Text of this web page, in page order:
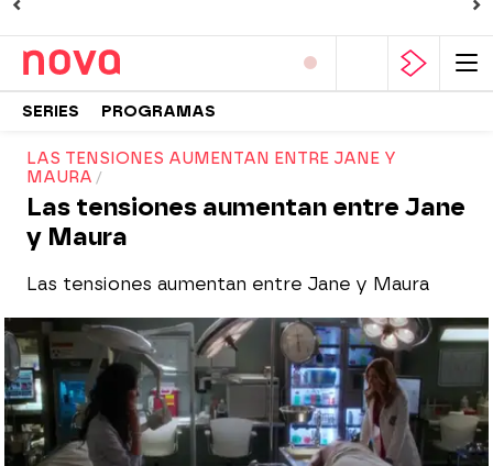
SERIES PROGRAMAS
LAS TENSIONES AUMENTAN ENTRE JANE Y
MAURA
Las tensiones aumentan entre Jane
y Maura
Las tensiones aumentan entre Jane y Maura